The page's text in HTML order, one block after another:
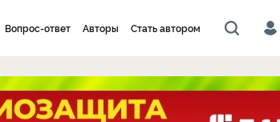
Вопрос-ответ Авторы Стать автором